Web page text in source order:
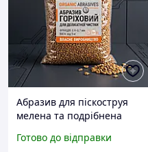
Абразив для піскоструя
мелена та подрібнена
горіху розмір 0,4 - 0,7 мм
Готово до відправки